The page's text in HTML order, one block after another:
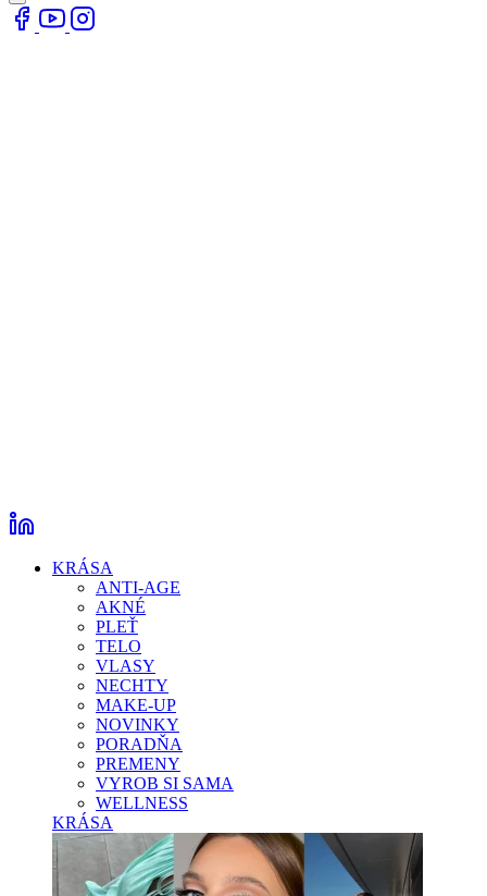
KRÁSA
ANTI-AGE
AKNÉ
PLEŤ
TELO
VLASY
NECHTY
MAKE-UP
NOVINKY
PORADŇA
PREMENY
VYROB SI SAMA
WELLNESS
KRÁSA